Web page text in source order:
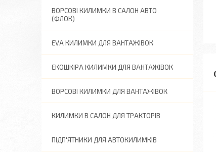
ВОРСОВІ КИЛИМКИ В САЛОН АВТО
(ФЛОК)
EVA КИЛИМКИ ДЛЯ ВАНТАЖІВОК
ЕКОШКІРА КИЛИМКИ ДЛЯ ВАНТАЖІВОК
ВОРСОВІ КИЛИМКИ ДЛЯ ВАНТАЖІВОК
КИЛИМКИ В САЛОН ДЛЯ ТРАКТОРІВ
ПІДП'ЯТНИКИ ДЛЯ АВТОКИЛИМКІВ